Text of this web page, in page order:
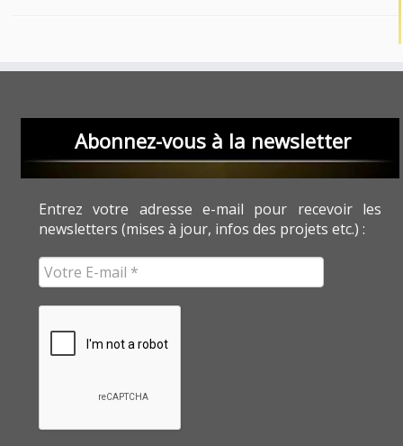
Abonnez-vous à la newsletter
Entrez votre adresse e-mail pour recevoir les
newsletters (mises à jour, infos des projets etc.) :